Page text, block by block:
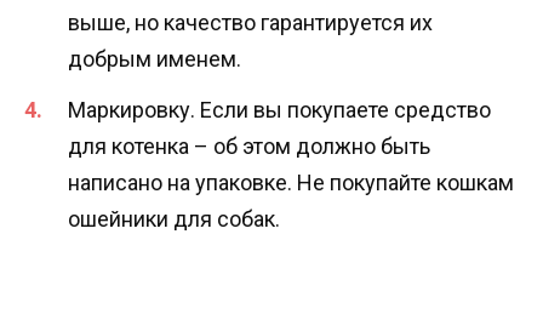
выше, но качество гарантируется их
добрым именем.
Маркировку. Если вы покупаете средство
для котенка – об этом должно быть
написано на упаковке. Не покупайте кошкам
ошейники для собак.